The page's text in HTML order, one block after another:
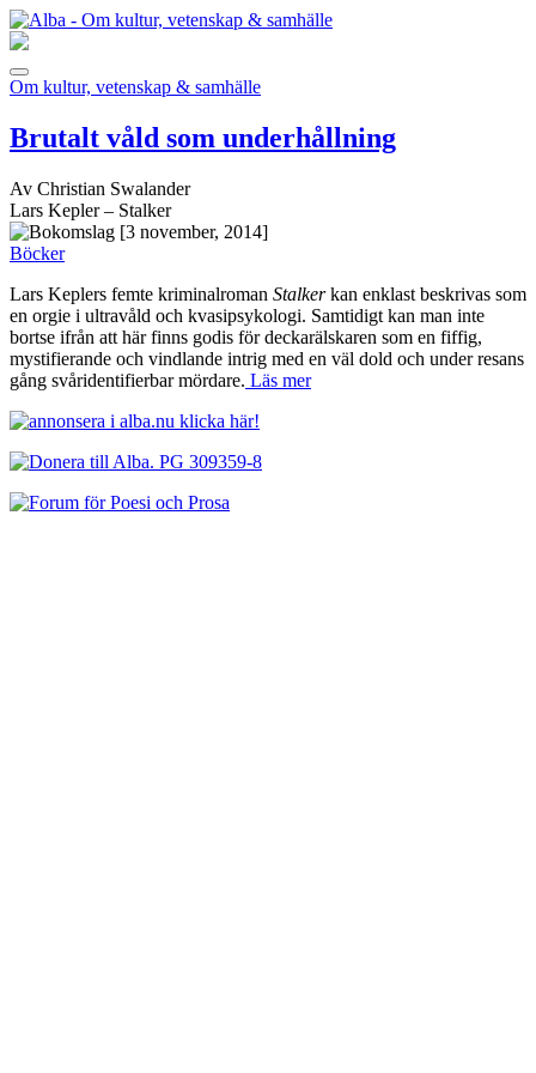
Om kultur, vetenskap & samhälle
Brutalt våld som underhållning
Av Christian Swalander
Lars Kepler – Stalker
[3 november, 2014]
Böcker
Lars Keplers femte kriminalroman Stalkerkan enklast beskrivas som
en orgie i ultravåld och kvasipsykologi. Samtidigt kan man inte
bortse ifrån att här finns godis för deckarälskaren som en fiffig,
mystifierande och vindlande intrig med en väl dold och under resans
gång svåridentifierbar mördare. Läs mer